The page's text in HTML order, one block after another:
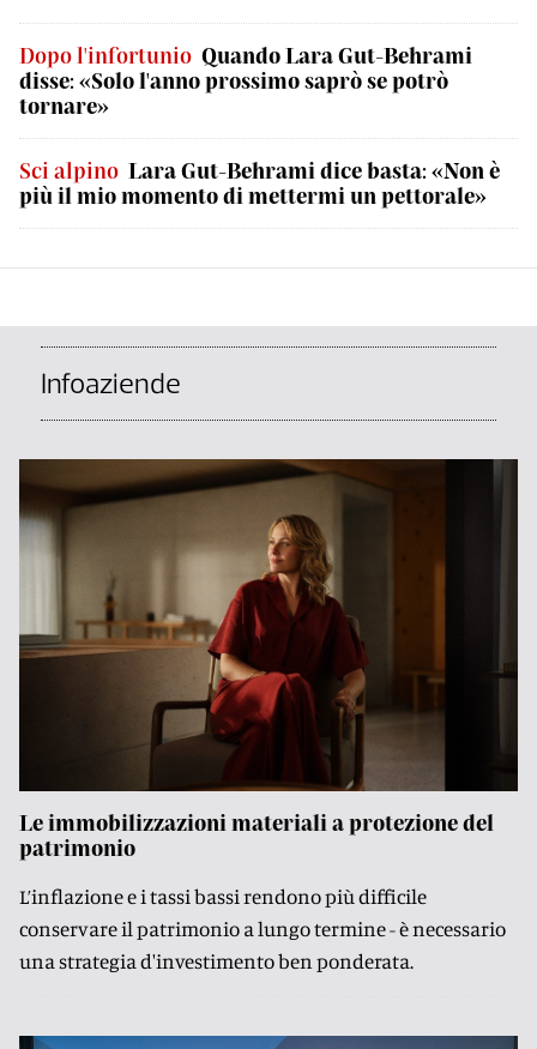
Dopo l'infortunio Quando Lara Gut-Behrami
disse: «Solo l'anno prossimo saprò se potrò
tornare»
Sci alpino Lara Gut-Behrami dice basta: «Non è
più il mio momento di mettermi un pettorale»
Infoaziende
Le immobilizzazioni materiali a protezione del
patrimonio
L’inflazione e i tassi bassi rendono più difficile
conservare il patrimonio a lungo termine - è necessario
una strategia d'investimento ben ponderata.